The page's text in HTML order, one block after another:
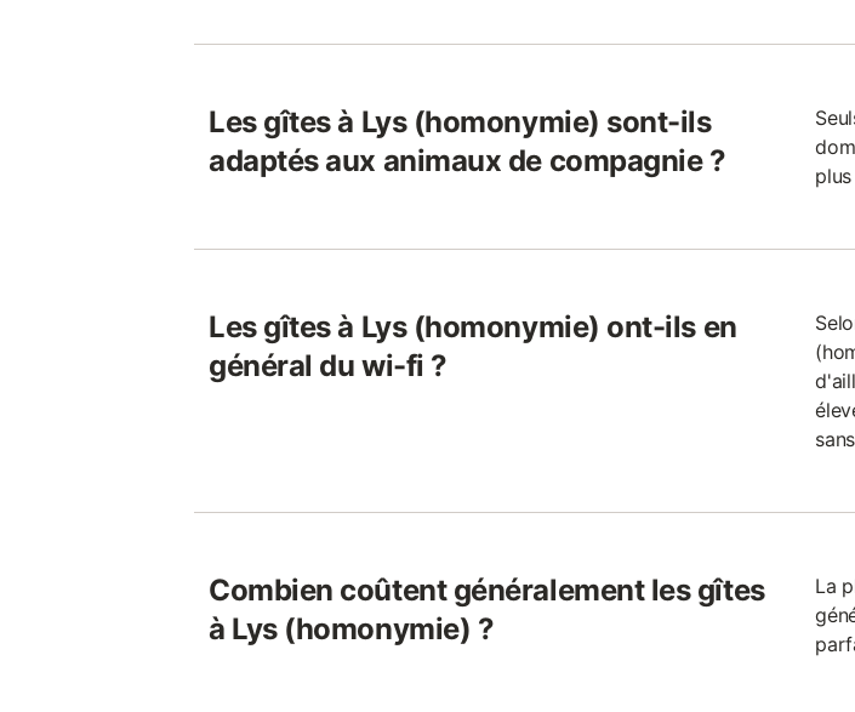
Les gîtes à Lys (homonymie) sont-ils
adaptés aux animaux de compagnie ?
Les gîtes à Lys (homonymie) ont-ils en
général du wi-fi ?
Combien coûtent généralement les gîtes
à Lys (homonymie) ?
La